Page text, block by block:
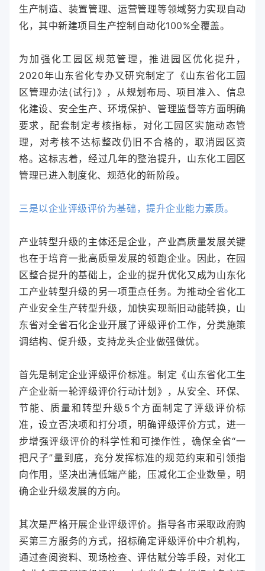
生产制造、装置管理、运营管理等领域努力实现自动
化，其中新建项目生产控制自动化100%全覆盖。
为加强化工园区规范管理，推进园区优化提升，
2020年山东省化专办又研究制定了《山东省化工园
区管理办法(试行)》，从规划布局、项目准入、信息
化建设、安全生产、环境保护、管理监督等方面明确
要求，配套制定考核指标，对化工园区实施动态管
理，对考核不达标整改仍旧不合格的，取消园区资
格。这标志着，经过几年的整治提升，山东化工园区
管理已进入制度化、规范化的新阶段。
三是以企业评级评价为基础，提升企业能力素质。
产业转型升级的主体还是企业，产业高质量发展关键
也在于培育一批高质量发展的领跑企业。因此，在园
区整合提升的基础上，企业的提升优化又成为山东化
工产业转型升级的另一项重点任务。为推动全省化工
产业安全生产转型升级，加快实现新旧动能转换，山
东省对全省石化企业开展了评级评价工作，分类施策
调结构、促升级，支持龙头企业做强做优。
首先是制定企业评级评价标准。制定《山东省化工生
产企业新一轮评级评价行动计划》，从安全、环保、
节能、质量和转型升级5个方面制定了评级评价标
准，设立否决项和打分项，明确评级评价方式，进一
步增强评级评价的科学性和可操作性，确保全省“一
把尺子”量到底，充分发挥标准的规范约束和引领指
向作用，坚决出清低端产能，压减化工企业数量，明
确企业升级发展的方向。
其次是严格开展企业评级评价。指导各市采取政府购
买第三方服务的方式，招标确定评级评价中介机构，
通过查阅资料、现场检查、评估赋分等手段，对化工